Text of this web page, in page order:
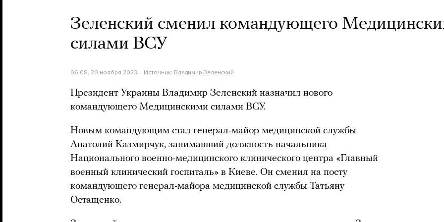
Зеленский сменил командующего
силами ВСУ
06:08, 20 ноября 2023 Источник: Владимир Зеленский
Президент Украины Владимир Зеленский назначил нового
командующего Медицинскими силами ВСУ.
Новым командующим стал генерал-майор медицинской службы
Анатолий Казмирчук, занимавший должность начальника
Национального военно-медицинского клинического центра «Главный
военный клинический госпиталь» в Киеве. Он сменил на посту
командующего генерал-майора медицинской службы Татьяну
Остащенко.